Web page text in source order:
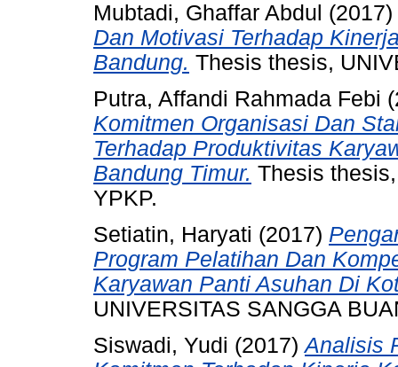
Mubtadi, Ghaffar Abdul (2017)
Dan Motivasi Terhadap
Bandung. Thesis thesis,
Putra, Affandi Rahmada Febi
Komitmen Organisasi Dan
Terhadap Produktivitas
Bandung Timur. Thesis
YPKP.
Setiatin, Haryati (2017)
Program Pelatihan Dan
Karyawan Panti Asuhan Di
UNIVERSITAS SANGGA
Siswadi, Yudi (2017)Analisis